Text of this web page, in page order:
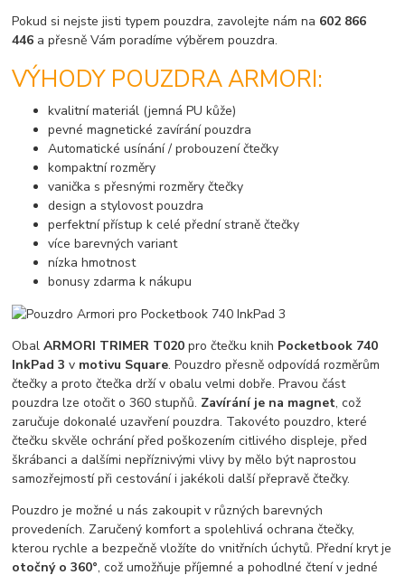
Pokud si nejste jisti typem pouzdra, zavolejte nám na 602 866
446 a přesně Vám poradíme výběrem pouzdra.
VÝHODY POUZDRA ARMORI:
kvalitní materiál (jemná PU kůže)
pevné magnetické zavírání pouzdra
Automatické usínání / probouzení čtečky
kompaktní rozměry
vanička s přesnými rozměry čtečky
design a stylovost pouzdra
perfektní přístup k celé přední straně čtečky
více barevných variant
nízka hmotnost
bonusy zdarma k nákupu
ObalARMORI TRIMER T020 pro čtečku knih Pocketbook 740
InkPad 3v motivu Square. Pouzdro přesně odpovídá rozměrům
čtečky a proto čtečka drží v obalu velmi dobře. Pravou část
pouzdra lze otočit o 360 stupňů. Zavírání je na magnet, což
zaručuje dokonalé uzavření pouzdra. Takovéto pouzdro, které
čtečku skvěle ochrání před poškozením citlivého displeje, před
škrábanci a dalšími nepříznivými vlivy by mělo být naprostou
samozřejmostí při cestování i jakékoli další přepravě čtečky.
Pouzdro je možné u nás zakoupit v různých barevných
provedeních. Zaručený komfort a spolehlivá ochrana čtečky,
kterou rychle a bezpečně vložíte do vnitřních úchytů. Přední kryt je
otočný o 360°, což umožňuje příjemné a pohodlné čtení v jedné